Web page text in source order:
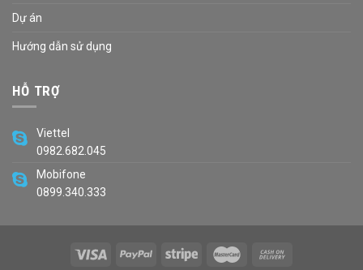
Dự án
Hướng dẫn sử dụng
HỖ TRỢ
Viettel
0982.682.045
Mobifone
0899.340.333